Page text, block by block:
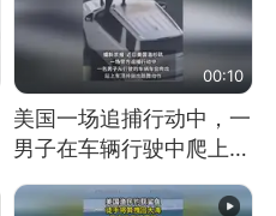
00:10
美国一场追捕行动中，一
男子在车辆行驶中爬上车